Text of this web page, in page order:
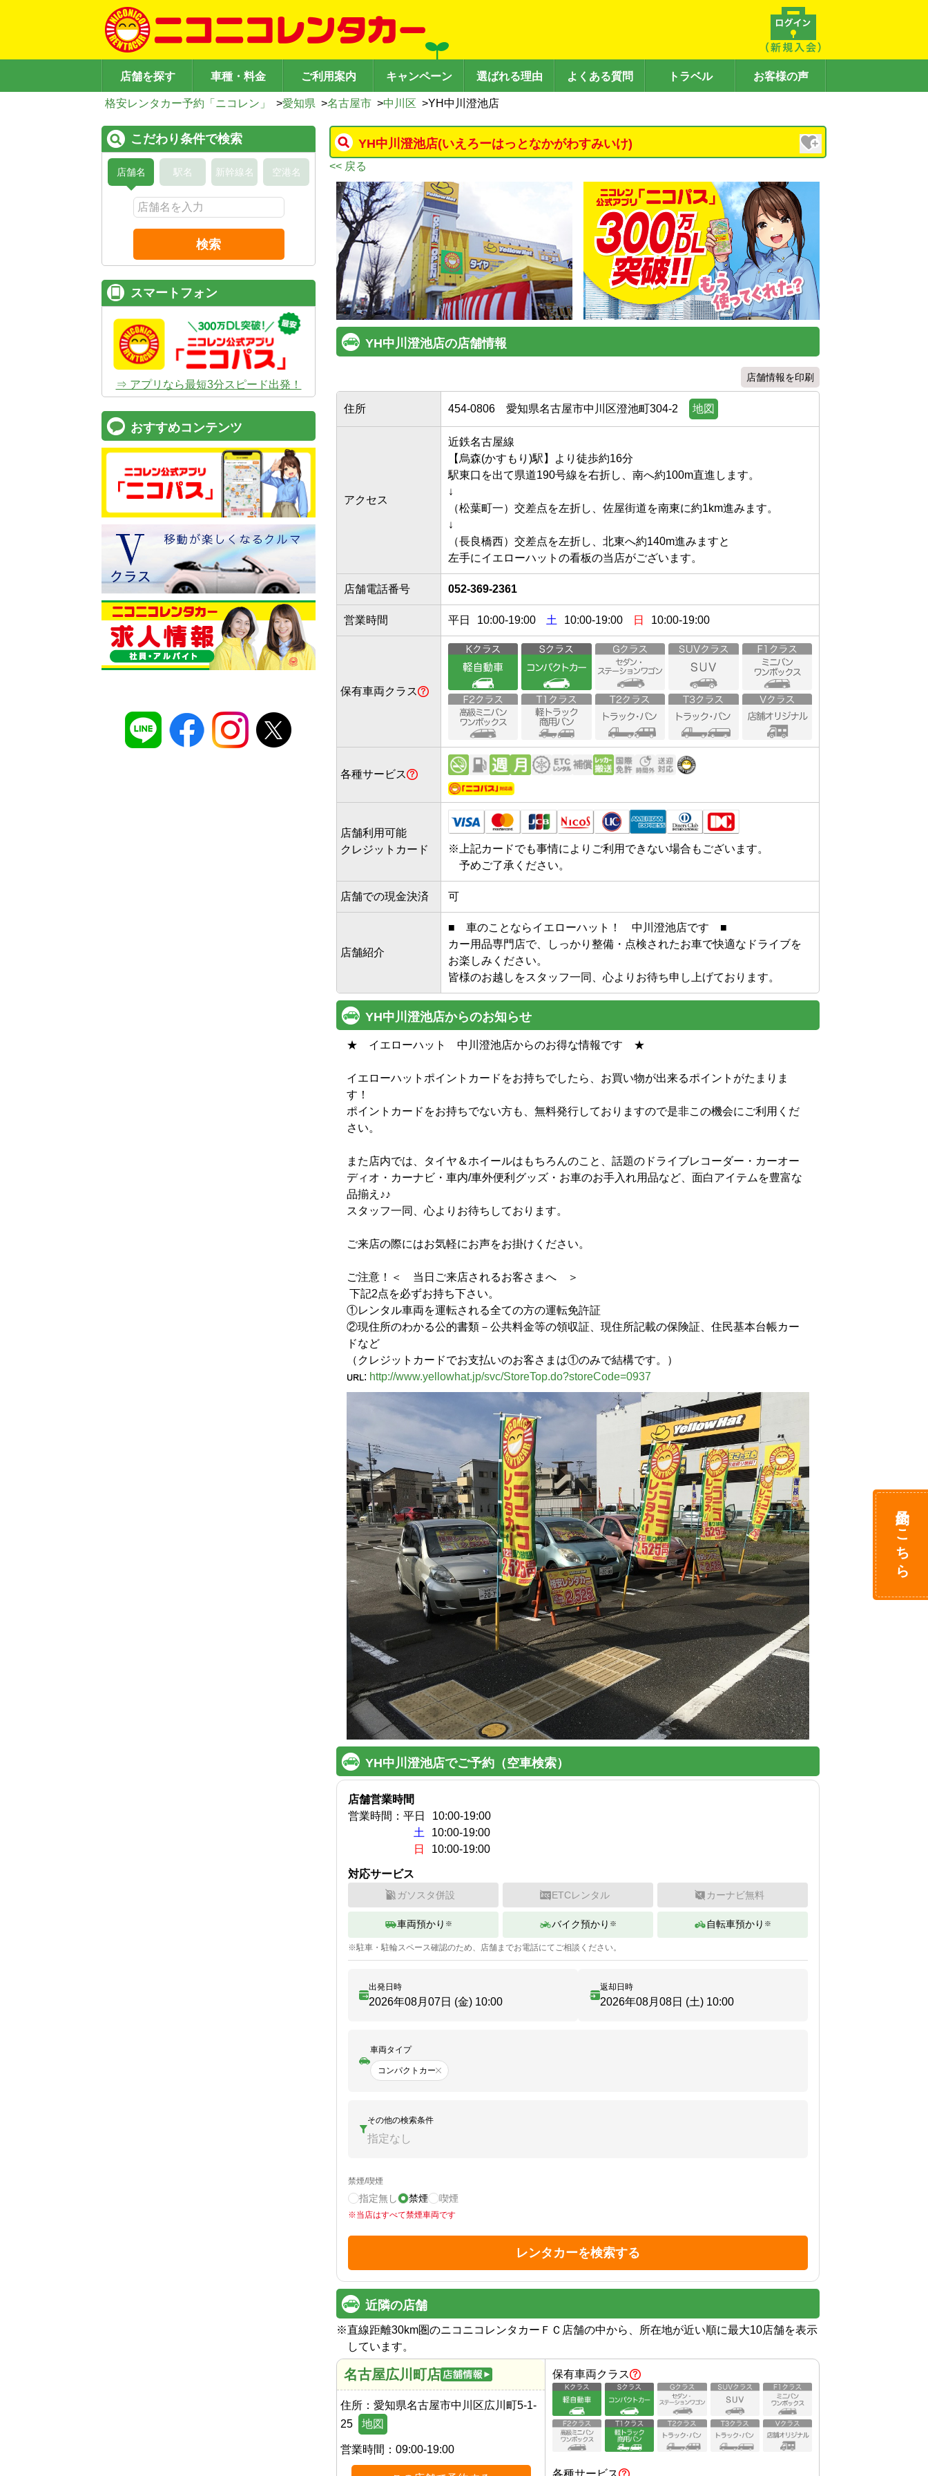
店舗を探す 車種・料金 ご利用案内 キャンペーン 選ばれる理由 よくある質問 トラベル お客様の声
格安レンタカー予約「ニコレン」 >愛知県 >名古屋市 >中川区 >YH中川澄池店
YH中川澄池店(いえろーはっとなかがわすみいけ)
<< 戻る
YH中川澄池店の店舗情報
店舗情報を印刷
住所 454-0806 愛知県名古屋市中川区澄池町304-2 地図
アクセス
近鉄名古屋線
【烏森(かすもり)駅】より徒歩約16分
駅東口を出て県道190号線を右折し、南へ約100m直進します。
↓
（松葉町一）交差点を左折し、佐屋街道を南東に約1km進みます。
↓
（長良橋西）交差点を左折し、北東へ約140m進みますと
左手にイエローハットの看板の当店がございます。
店舗電話番号 052-369-2361
営業時間 平日 10:00-19:00 土 10:00-19:00 日 10:00-19:00
保有車両クラス
各種サービス
店舗利用可能
クレジットカード
※ 上記カードでも事情によりご利用できない場合もございます。
予めご了承ください。
店舗での現金決済 可
店舗紹介
■　車のことならイエローハット！　中川澄池店です　■
カー用品専門店で、しっかり整備・点検されたお車で快適なドライブを
お楽しみください。
皆様のお越しをスタッフ一同、心よりお待ち申し上げております。
YH中川澄池店からのお知らせ
★　イエローハット　中川澄池店からのお得な情報です　★
イエローハットポイントカードをお持ちでしたら、お買い物が出来るポイントがたまりま
す！
ポイントカードをお持ちでない方も、無料発行しておりますので是非この機会にご利用くだ
さい。
また店内では、タイヤ＆ホイールはもちろんのこと、話題のドライブレコーダー・カーオー
ディオ・カーナビ・車内/車外便利グッズ・お車のお手入れ用品など、面白アイテムを豊富な
品揃え♪♪
スタッフ一同、心よりお待ちしております。
ご来店の際にはお気軽にお声をお掛けください。
ご注意！＜　当日ご来店されるお客さまへ　＞
①レンタル車両を運転される全ての方の運転免許証
②現住所のわかる公的書類－公共料金等の領収証、現住所記載の保険証、住民基本台帳カー
ドなど
（クレジットカードでお支払いのお客さまは①のみで結構です。）
: http://www.yellowhat.jp/svc/StoreTop.do?storeCode=0937
YH中川澄池店でご予約（空車検索）
店舗営業時間
営業時間： 平日 10:00-19:00
土
10:00-19:00
日
10:00-19:00
対応サービス
ガソスタ併設 ETCレンタル カーナビ無料
車両預かり ※ バイク預かり ※ 自転車預かり ※
※駐車・駐輪スペース確認のため、店舗までお電話にてご相談ください。
出発日時
2026年08月07日 (金) 10:00
返却日時
2026年08月08日 (土) 10:00
車両タイプ
コンパクトカー
その他の検索条件
指定なし
禁煙/喫煙
指定無し 禁煙 喫煙
※当店はすべて禁煙車両です
レンタカーを検索する
近隣の店舗
※直線距離30km圏のニコニコレンタカーＦＣ店舗の中から、所在地が近い順に最大10店舗を表示
しています。
名古屋広川町店
住所： 愛知県名古屋市中川区広川町5-1-
25
地図
営業時間： 09:00-19:00
保有車両クラス
予約はこちら
こだわり条件で検索
店舗名 駅名 新幹線名 空港名
検索
スマートフォン
⇒ アプリなら最短3分スピード出発！
おすすめコンテンツ